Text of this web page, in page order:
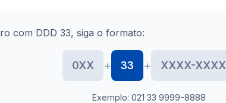
com DDD 33, siga o formato:
0XX + 33 + XXXX-XXXX
Exemplo: 021 33 9999-8888